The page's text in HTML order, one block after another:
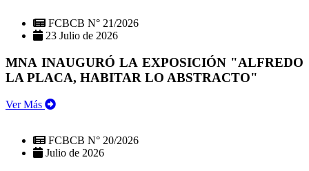
FCBCB N° 21/2026
23 Julio de 2026
MNA INAUGURÓ LA EXPOSICIÓN "ALFREDO
LA PLACA, HABITAR LO ABSTRACTO"
Ver Más
FCBCB N° 20/2026
Julio de 2026